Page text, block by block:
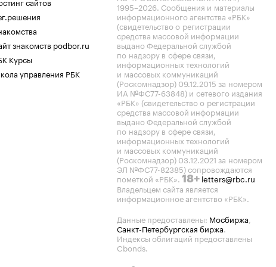
знакомств podbor.ru
Курсы
управления РБК
1995–2026. Сообщения и материалы
информационного агентства «РБК»
(свидетельство о регистрации
средства массовой информации
выдано Федеральной службой
по надзору в сфере связи,
информационных технологий
и массовых коммуникаций
(Роскомнадзор) 09.12.2015 за номером
ИА №ФС77-63848) и сетевого издания
«РБК» (свидетельство о регистрации
средства массовой информации
выдано Федеральной службой
по надзору в сфере связи,
информационных технологий
и массовых коммуникаций
(Роскомнадзор) 03.12.2021 за номером
ЭЛ №ФС77-82385) сопровождаются
пометкой «РБК». 18+ letters@rbc.ru
Владельцем сайта является
информационное агентство «РБК».
Данные предоставлены: Мосбиржа,
Санкт-Петербургская биржа.
Индексы облигаций предоставлены
Cbonds.